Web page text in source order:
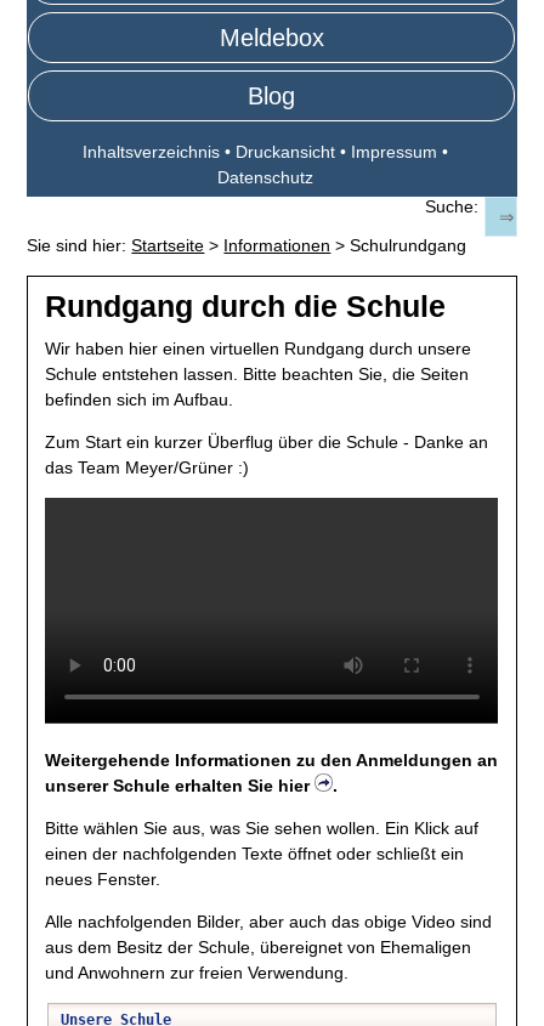
Meldebox
Blog
Inhaltsverzeichnis • Druckansicht • Impressum •
Datenschutz
Suche:
Sie sind hier:Startseite > Informationen >Schulrundgang
Rundgang durch die Schule
Wir haben hier einen virtuellen Rundgang durch unsere
Schule entstehen lassen. Bitte beachten Sie, die Seiten
befinden sich im Aufbau.
Zum Start ein kurzer Überflug über die Schule - Danke an
das Team Meyer/Grüner :)
Weitergehende Informationen zu den Anmeldungen an
unserer Schule erhalten Sie hier
.
Bitte wählen Sie aus, was Sie sehen wollen. Ein Klick auf
einen der nachfolgenden Texte öffnet oder schließt ein
neues Fenster.
Alle nachfolgenden Bilder, aber auch das obige Video sind
aus dem Besitz der Schule, übereignet von Ehemaligen
und Anwohnern zur freien Verwendung.
Unsere Schule